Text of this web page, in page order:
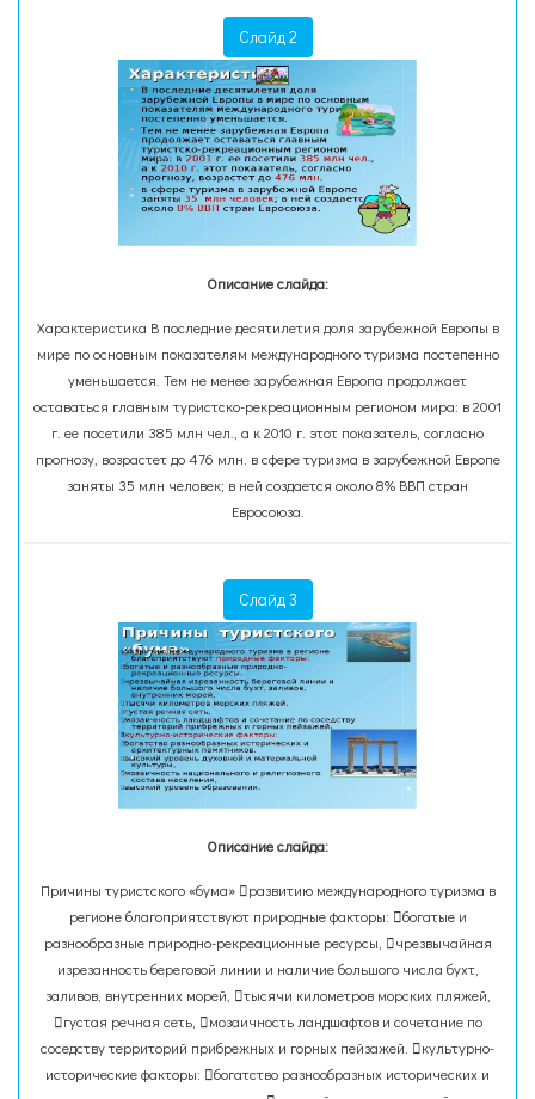
Слайд 2
Описание слайда:
Характеристика В последние десятилетия доля зарубежной Европы в
мире по основным показателям международного туризма постепенно
уменьшается. Тем не менее зарубежная Европа продолжает
оставаться главным туристско-рекреационным регионом мира: в 2001
г. ее посетили 385 млн чел., а к 2010 г. этот показатель, согласно
прогнозу, возрастет до 476 млн. в сфере туризма в зарубежной Европе
заняты 35 млн человек; в ней создается около 8% ВВП стран
Евросоюза.
Слайд 3
Описание слайда:
Причины туристского «бума» развитию международного туризма в
регионе благоприятствуют природные факторы: богатые и
разнообразные природно-рекреационные ресурсы, чрезвычайная
изрезанность береговой линии и наличие большого числа бухт,
заливов, внутренних морей, тысячи километров морских пляжей,
густая речная сеть, мозаичность ландшафтов и сочетание по
соседству территорий прибрежных и горных пейзажей. культурно-
исторические факторы: богатство разнообразных исторических и